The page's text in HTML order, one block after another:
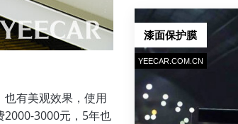
有美观效果，使用
2000-3000元，5年也
漆面保护膜
YEECAR.COM.CN